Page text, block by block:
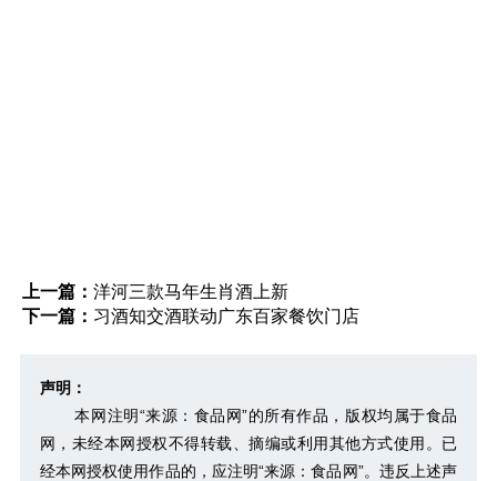
上一篇： 洋河三款马年生肖酒上新
下一篇： 习酒知交酒联动广东百家餐饮门店
声明：
本网注明“来源：食品网”的所有作品，版权均属于食品
网，未经本网授权不得转载、摘编或利用其他方式使用。已
经本网授权使用作品的，应注明“来源：食品网”。违反上述声